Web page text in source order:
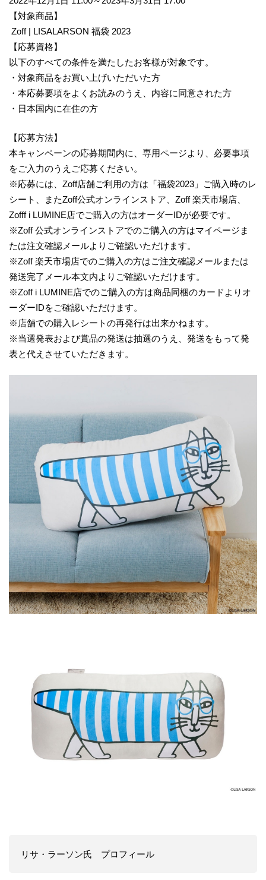
【対象商品】
Zoff | LISALARSON 福袋 2023
【応募資格】
以下のすべての条件を満たしたお客様が対象です。
・対象商品をお買い上げいただいた方
・本応募要項をよくお読みのうえ、内容に同意された方
・日本国内に在住の方
【応募方法】
本キャンペーンの応募期間内に、専用ページより、必要事項
をご入力のうえご応募ください。
※応募には、Zoff店舗ご利用の方は「福袋2023」ご購入時のレ
シート、またZoff公式オンラインストア、Zoff 楽天市場店、
Zofff i LUMINE店でご購入の方はオーダーIDが必要です。
※Zoff 公式オンラインストアでのご購入の方はマイページま
たは注文確認メールよりご確認いただけます。
※Zoff 楽天市場店でのご購入の方はご注文確認メールまたは
発送完了メール本文内よりご確認いただけます。
※Zoff i LUMINE店でのご購入の方は商品同梱のカードよりオ
ーダーIDをご確認いただけます。
※店舗での購入レシートの再発行は出来かねます。
※当選発表および賞品の発送は抽選のうえ、発送をもって発
表と代えさせていただきます。
リサ・ラーソン氏 プロフィール